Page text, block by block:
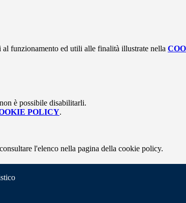
funzionamento ed utili alle finalità illustrate nella
è possibile disabilitarli.
POLICY.
l'elenco nella pagina della cookie policy.